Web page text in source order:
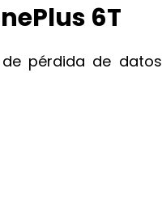
6T
pérdida de datos